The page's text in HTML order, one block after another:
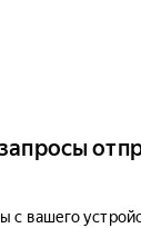
с вашего